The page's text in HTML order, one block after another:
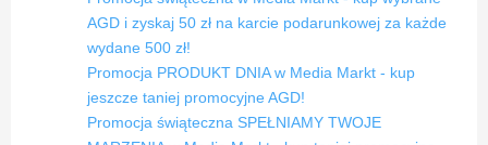
AGD i zyskaj 50 zł na karcie podarunkowej za każde
wydane 500 zł!
Promocja PRODUKT DNIA w Media Markt - kup
jeszcze taniej promocyjne AGD!
Promocja świąteczna SPEŁNIAMY TWOJE